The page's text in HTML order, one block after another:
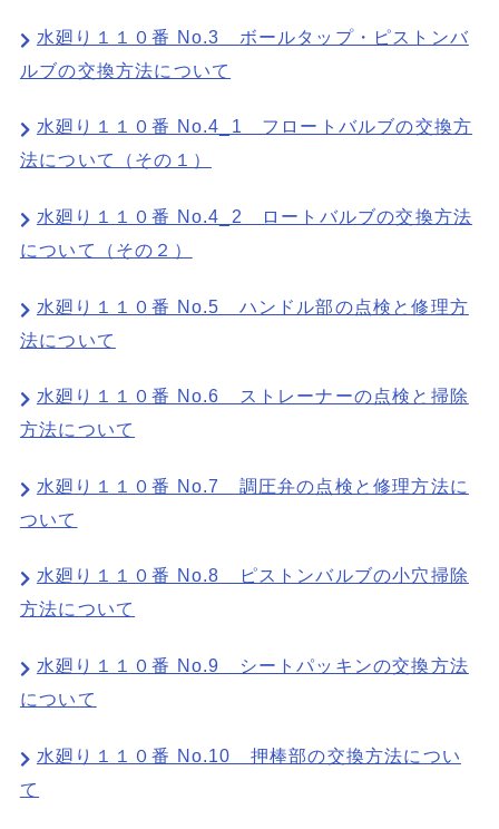
水廻り１１０番 No.3 ボールタップ・ピストンバ
ルブの交換方法について
水廻り１１０番 No.4_1 フロートバルブの交換方
法について（その１）
水廻り１１０番 No.4_2 ロートバルブの交換方法
について（その２）
水廻り１１０番 No.5 ハンドル部の点検と修理方
法について
水廻り１１０番 No.6 ストレーナーの点検と掃除
方法について
水廻り１１０番 No.7 調圧弁の点検と修理方法に
ついて
水廻り１１０番 No.8 ピストンバルブの小穴掃除
方法について
水廻り１１０番 No.9 シートパッキンの交換方法
について
水廻り１１０番 No.10 押棒部の交換方法につい
て